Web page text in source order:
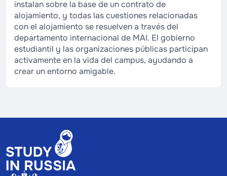
instalan sobre la base de un contrato de
alojamiento, y todas las cuestiones relacionadas
con el alojamiento se resuelven a través del
departamento internacional de MAI. El gobierno
estudiantil y las organizaciones públicas participan
activamente en la vida del campus, ayudando a
crear un entorno amigable.